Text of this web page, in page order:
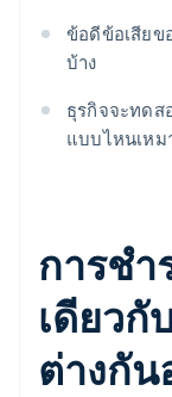
ข้อดีข้อเสียข
บ้าง
ธุรกิจจะทดส
แบบไหนเห
การชำ
เดียว
ต่างกัน